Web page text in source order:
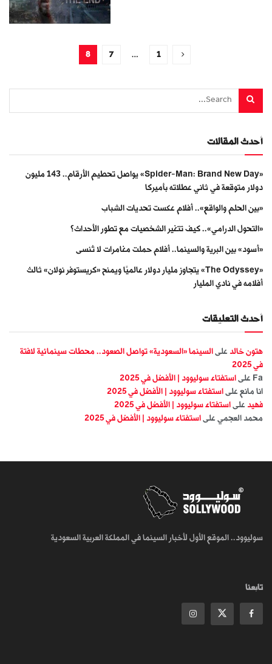
1
…
7
8
أحدث المقالات
«Spider-Man: Brand New Day» يواصل تحطيم الأرقام.. 143 مليون
دولار متوقعة في ثاني عطلاته بأميركا
«بين الحلم والواقع».. أفلام عكست تحديات الشباب
«التحول الدرامي».. كيف تتغير الشخصيات مع تطور الأحداث؟
«أسود» بين البرية والسينما.. أفلام حملت مغامرات لا تُنسى
«The Odyssey» يتجاوز مليار دولار عالميًا ويمنح «كريستوفر نولان» ثالث
أفلامه في نادي المليار
أحدث التعليقات
هتون خالد على السينما «السعودية» تواصل الصعود.. محطات سينمائية لافتة
في 2025
Fa على استفتاء سوليوود | الأفضل في 2025
انا مانع على استفتاء سوليوود | الأفضل في 2025
فهيد على استفتاء سوليوود | الأفضل في 2025
محمد العجمي على استفتاء سوليوود | الأفضل في 2025
سوليوود.. الموقع الأول لأخبار السينما في المملكة العربية السعودية
تابعنا